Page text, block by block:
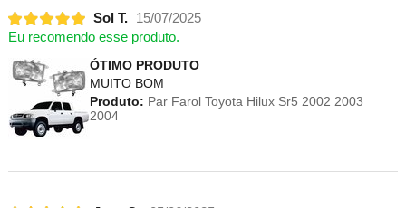
Sol T.
15/07/2025
Eu recomendo esse produto.
ÓTIMO PRODUTO
MUITO BOM
Produto: Par Farol Toyota Hilux Sr5 2002 2003
2004